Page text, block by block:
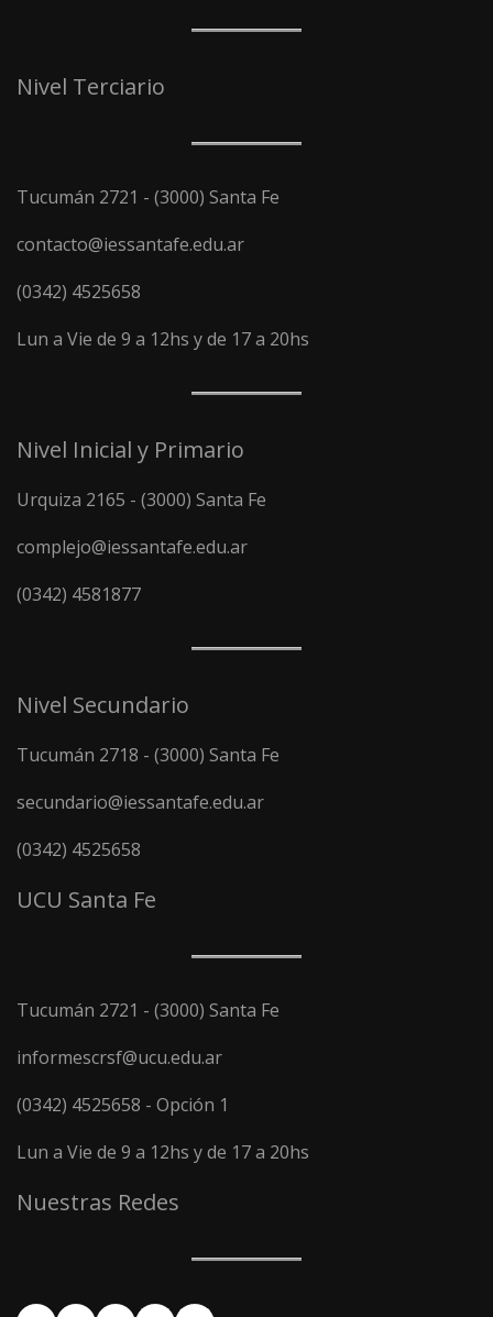
Nivel Terciario
Tucumán 2721 - (3000) Santa Fe
contacto@iessantafe.edu.ar
(0342) 4525658
Lun a Vie de 9 a 12hs y de 17 a 20hs
Nivel Inicial y Primario
Urquiza 2165 - (3000) Santa Fe
complejo@iessantafe.edu.ar
(0342) 4581877
Nivel Secundario
Tucumán 2718 - (3000) Santa Fe
secundario@iessantafe.edu.ar
(0342) 4525658
UCU Santa Fe
Tucumán 2721 - (3000) Santa Fe
informescrsf@ucu.edu.ar
(0342) 4525658 - Opción 1
Lun a Vie de 9 a 12hs y de 17 a 20hs
Nuestras Redes